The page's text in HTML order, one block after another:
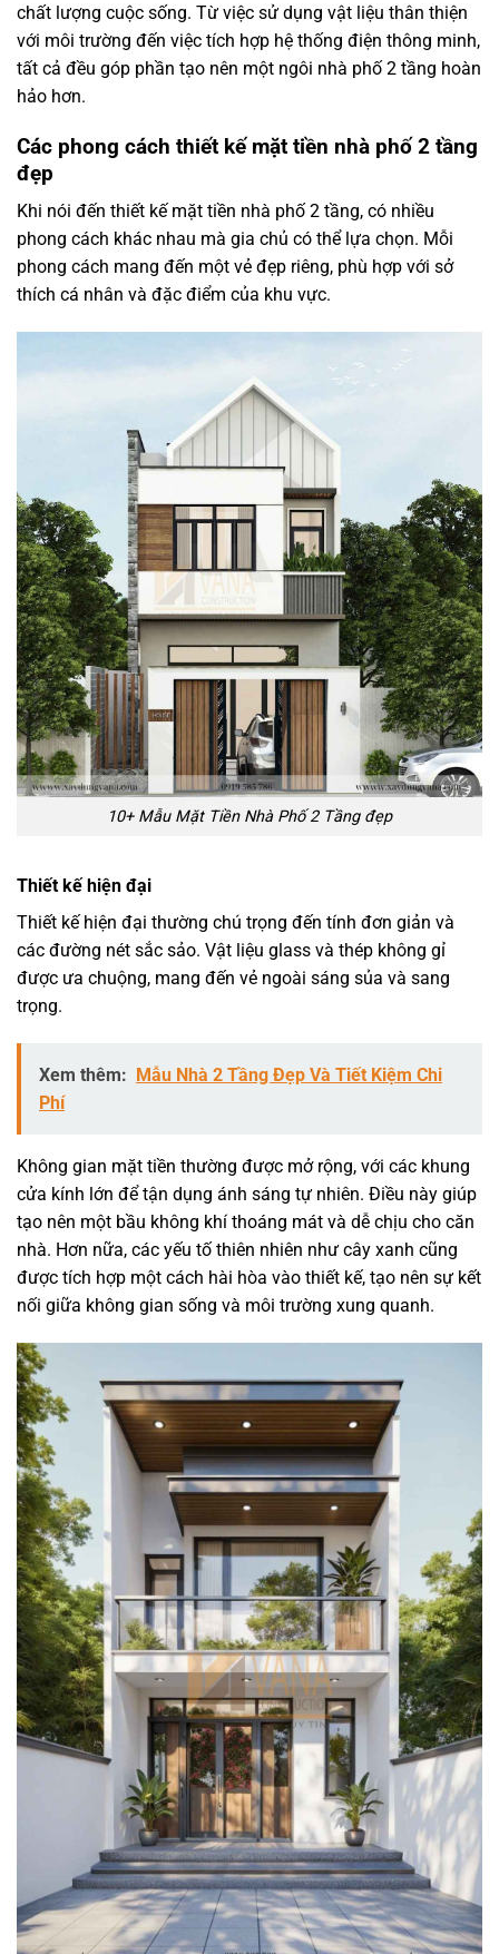
chất lượng cuộc sống. Từ việc sử dụng vật liệu thân thiện
với môi trường đến việc tích hợp hệ thống điện thông minh,
tất cả đều góp phần tạo nên một ngôi nhà phố 2 tầng hoàn
hảo hơn.
Các phong cách thiết kế mặt tiền nhà phố 2 tầng
đẹp
Khi nói đến thiết kế mặt tiền nhà phố 2 tầng, có nhiều
phong cách khác nhau mà gia chủ có thể lựa chọn. Mỗi
phong cách mang đến một vẻ đẹp riêng, phù hợp với sở
thích cá nhân và đặc điểm của khu vực.
10+ Mẫu Mặt Tiền Nhà Phố 2 Tầng đẹp
Thiết kế hiện đại
Thiết kế hiện đại thường chú trọng đến tính đơn giản và
các đường nét sắc sảo. Vật liệu glass và thép không gỉ
được ưa chuộng, mang đến vẻ ngoài sáng sủa và sang
trọng.
Xem thêm: Mẫu Nhà 2 Tầng Đẹp Và Tiết Kiệm Chi
Phí
Không gian mặt tiền thường được mở rộng, với các khung
cửa kính lớn để tận dụng ánh sáng tự nhiên. Điều này giúp
tạo nên một bầu không khí thoáng mát và dễ chịu cho căn
nhà. Hơn nữa, các yếu tố thiên nhiên như cây xanh cũng
được tích hợp một cách hài hòa vào thiết kế, tạo nên sự kết
nối giữa không gian sống và môi trường xung quanh.